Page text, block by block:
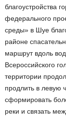
благоустройства
федерального
среды» в Шуе
районе
маршрут вдоль
Всероссийского
территории
продлить в левую
сформировать
реки и связать